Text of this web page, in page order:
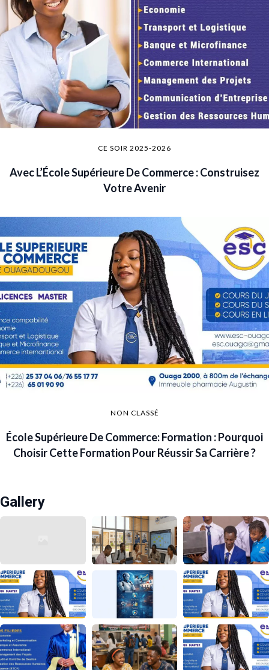
CE SOIR 2025-2026
Avec L’École Supérieure De Commerce : Construisez
Votre Avenir
NON CLASSÉ
École Supérieure De Commerce: Formation : Pourquoi
Choisir Cette Formation Pour Réussir Sa Carrière ?
Gallery